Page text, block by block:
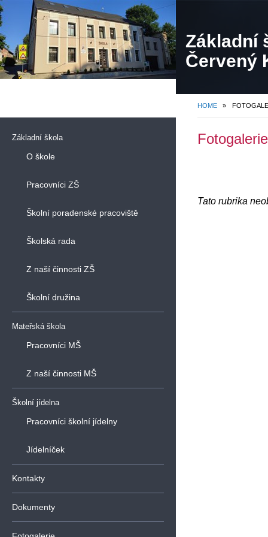
Základní
Červený
HOME »
Základní škola
O škole
Pracovníci ZŠ
Školní poradenské pracoviště
Školská rada
Z naší činnosti ZŠ
Školní družina
Mateřská škola
Pracovníci MŠ
Z naší činnosti MŠ
Školní jídelna
Pracovníci školní jídelny
Jídelníček
Kontakty
Dokumenty
Fotogalerie
Tato rubrika